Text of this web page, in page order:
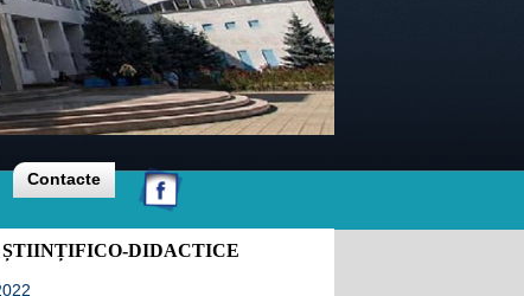
Contacte
DIDACTICE